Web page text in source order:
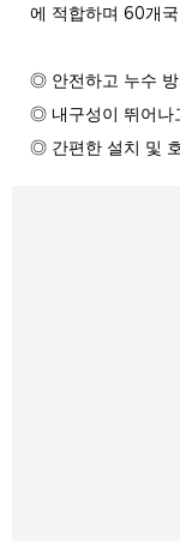
에 적합하며 60개
◎ 안전하고 누수
◎ 내구성이 뛰어나
◎ 간편한 설치 및